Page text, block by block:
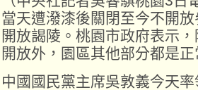
當天遭潑漆後關閉至今不開
開放謁陵。桃園市政府表示
開放外，園區其他部分都是
中國國民黨主席吳敦義今天